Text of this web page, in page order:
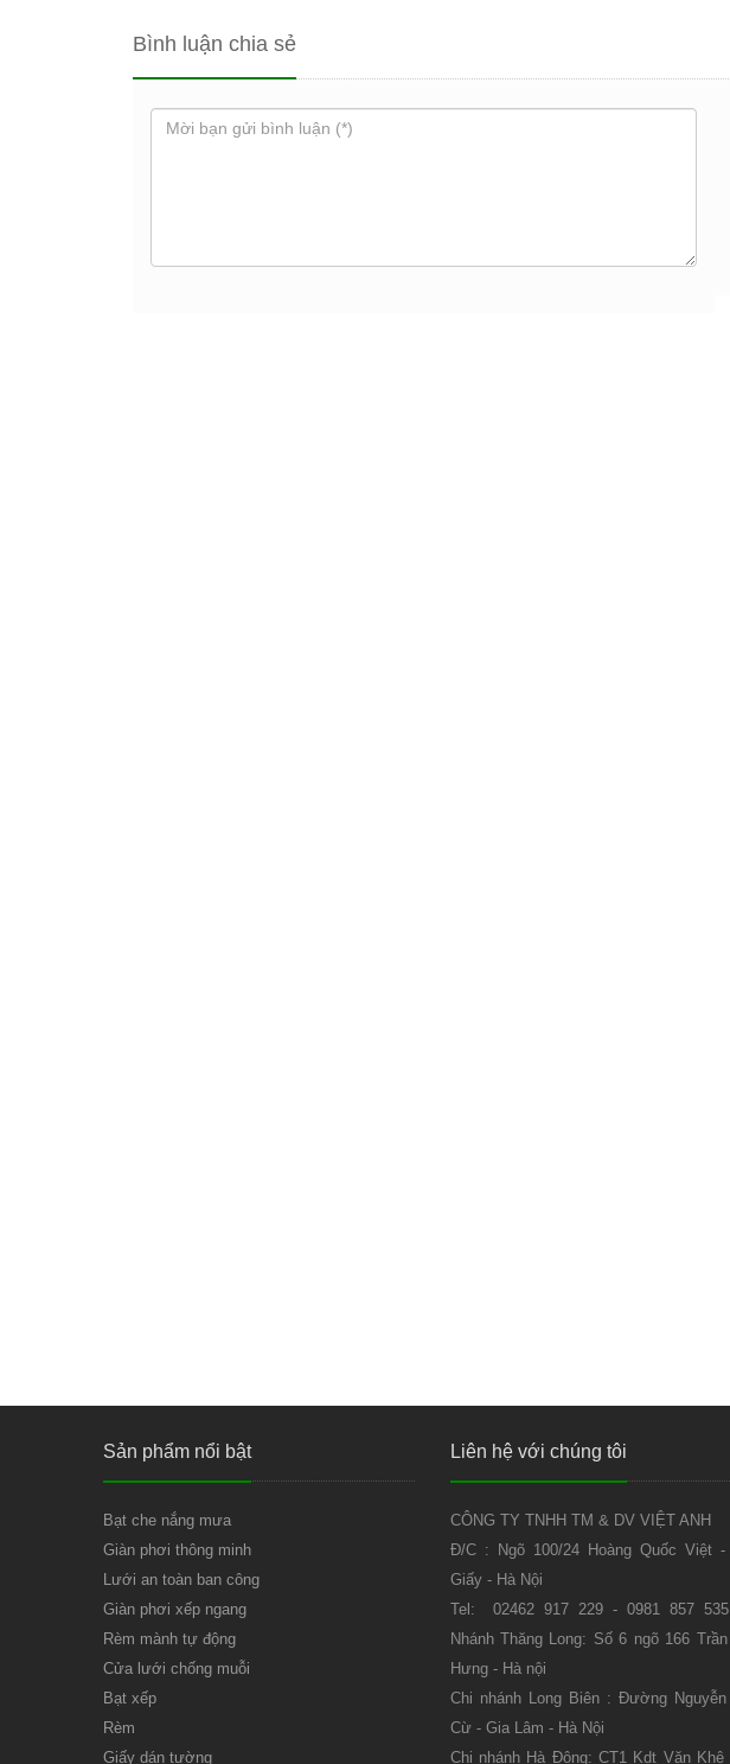
Bình luận chia sẻ
Sản phẩm nổi bật
Bạt che nắng mưa
Giàn phơi thông minh
Lưới an toàn ban công
Giàn phơi xếp ngang
Rèm mành tự động
Cửa lưới chống muỗi
Bạt xếp
Rèm
Giấy dán tường
Liên hệ với chúng tôi
CÔNG TY TNHH TM & DV VIỆT ANH
Đ/C : Ngõ 100/24 Hoàng Quốc Việt -
Giấy - Hà Nội
Tel: 02462 917 229 - 0981 857
Nhánh Thăng Long: Số 6 ngõ 166
Hưng - Hà nội
Chi nhánh Long Biên : Đường Nguyễn
Cừ - Gia Lâm - Hà Nội
Chi nhánh Hà Đông: CT1 Kdt Văn Khê